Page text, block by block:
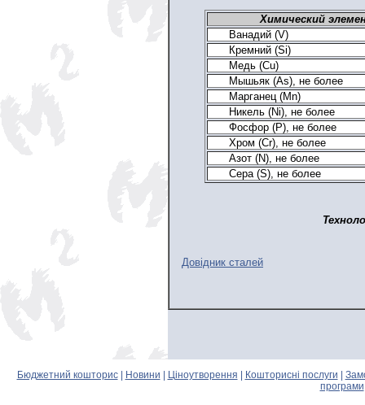
Химический
Ванадий (V)
Кремний (Si)
Медь (Cu)
Мышьяк (As), не более
Марганец (Mn)
Никель (Ni), не более
Фосфор (P), не более
Хром (Cr), не более
Азот (N), не более
Сера (S), не более
Довідник сталей
Бюджетний кошторис| Новини Ціноутворення Кошторисні послуги
програми